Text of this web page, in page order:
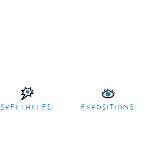
Spectacles EXPOSITIONS